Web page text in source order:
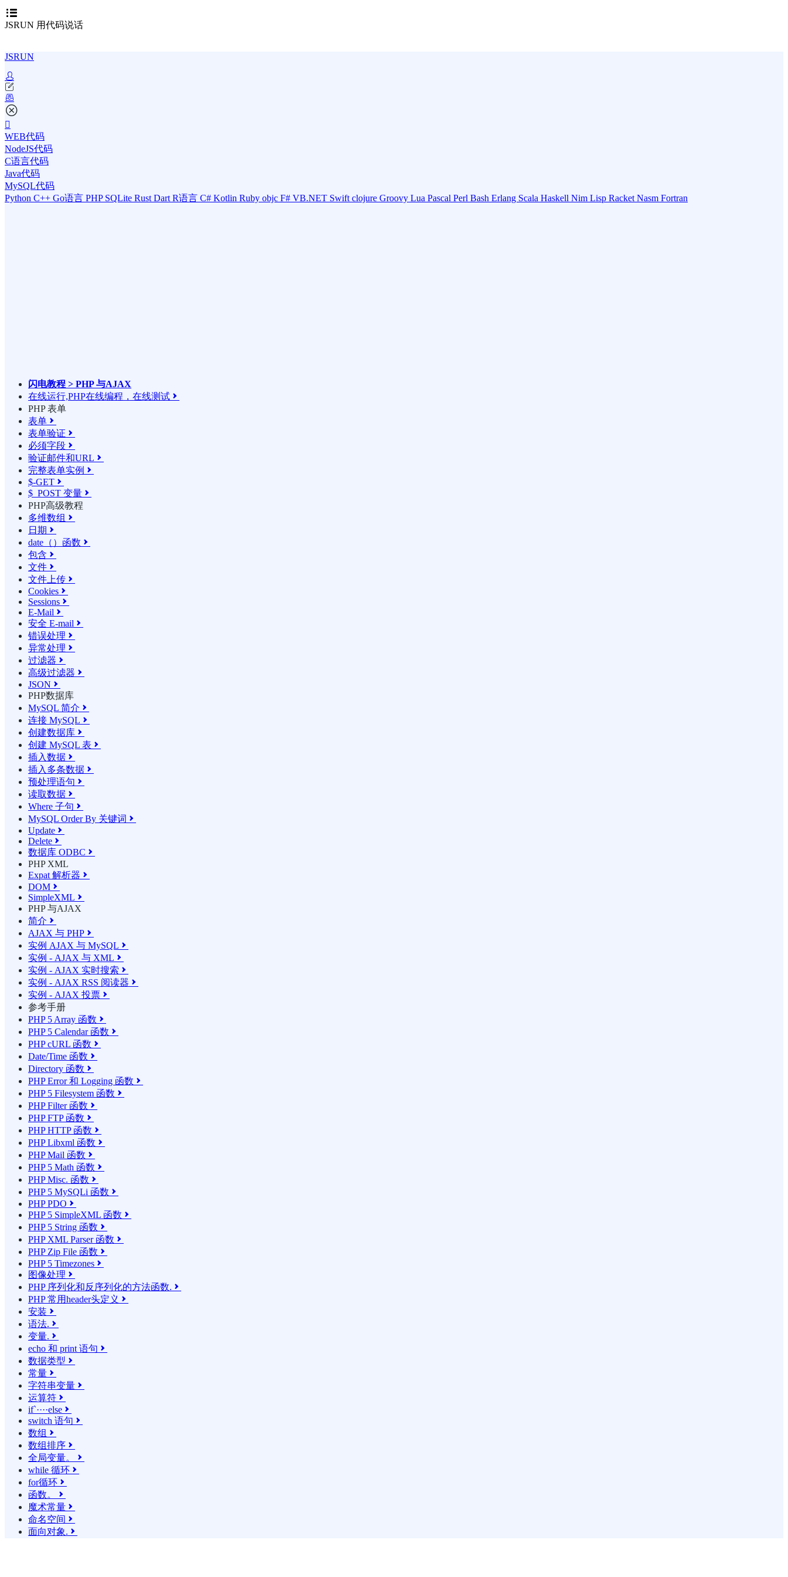
JSRUN 用代码说话
JSRUN
WEB代码
NodeJS代码
C语言代码
Java代码
MySQL代码
Python C++ Go语言 PHP SQLite Rust Dart R语言 C# Kotlin Ruby objc F# VB.NET Swift clojure Groovy Lua Pascal Perl Bash Erlang Scala Haskell Nim Lisp Racket Nasm Fortran
闪电教程 > PHP 与AJAX
在线运行,PHP在线编程，在线测试 
PHP 表单
表单 
表单验证 
必须字段 
验证邮件和URL 
完整表单实例 
$-GET 
$_POST 变量 
PHP高级教程
多维数组 
日期 
date（）函数 
包含 
文件 
文件上传 
Cookies 
Sessions 
E-Mail 
安全 E-mail 
错误处理 
异常处理 
过滤器 
高级过滤器 
JSON 
PHP数据库
MySQL 简介 
连接 MySQL 
创建数据库 
创建 MySQL 表 
插入数据 
插入多条数据 
预处理语句 
读取数据 
Where 子句 
MySQL Order By 关键词 
Update 
Delete 
数据库 ODBC 
PHP XML
Expat 解析器 
DOM 
SimpleXML 
PHP 与AJAX
简介 
AJAX 与 PHP 
实例 AJAX 与 MySQL 
实例 - AJAX 与 XML 
实例 - AJAX 实时搜索 
实例 - AJAX RSS 阅读器 
实例 - AJAX 投票 
参考手册
PHP 5 Array 函数 
PHP 5 Calendar 函数 
PHP cURL 函数 
Date/Time 函数 
Directory 函数 
PHP Error 和 Logging 函数 
PHP 5 Filesystem 函数 
PHP Filter 函数 
PHP FTP 函数 
PHP HTTP 函数 
PHP Libxml 函数 
PHP Mail 函数 
PHP 5 Math 函数 
PHP Misc. 函数 
PHP 5 MySQLi 函数 
PHP PDO 
PHP 5 SimpleXML 函数 
PHP 5 String 函数 
PHP XML Parser 函数 
PHP Zip File 函数 
PHP 5 Timezones 
图像处理 
PHP 序列化和反序列化的方法函数. 
PHP 常用header头定义 
安装 
语法. 
变量. 
echo 和 print 语句 
数据类型 
常量 
字符串变量 
运算符 
if`····else 
switch 语句 
数组 
数组排序 
全局变量。 
while 循环 
for循环 
函数。 
魔术常量 
命名空间 
面向对象. 